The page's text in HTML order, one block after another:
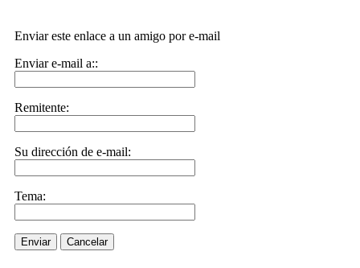
Enviar este enlace a un amigo por e-mail
Enviar e-mail a::
Remitente:
Su dirección de e-mail:
Tema:
Enviar Cancelar